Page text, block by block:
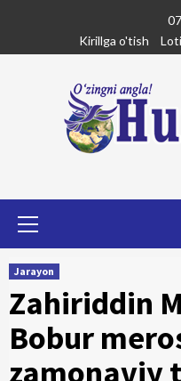
content
Kirillga o'tish
Jarayon
Zahiriddin
Bobur
zamonaviy